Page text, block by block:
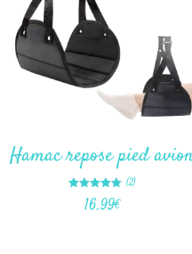
Hamac repose pied
Note
5.00
(2)
16.99€